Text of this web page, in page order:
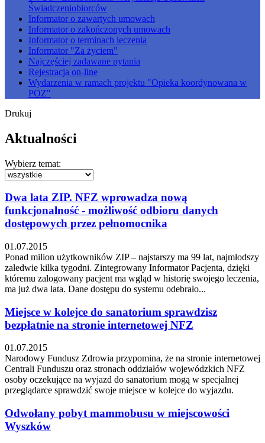
Świadczeniobiorców
Informator o zawartych umowach
Informator o zakończonych umowach
Informator o terminach leczenia
Informator "Za życiem"
Najczęściej zadawane pytania
Rejestracja on-line
Wydarzenia w ramach projektu "Opieka koordynowana w
POZ"
Drukuj
Aktualności
Wybierz temat:
Dwa lata ZIP. NFZ wprowadza nową
funkcjonalność - możliwość odbioru danych
dostępowych przez pełnomocnika
01.07.2015
Ponad milion użytkowników ZIP – najstarszy ma 99 lat, najmłodszy
zaledwie kilka tygodni. Zintegrowany Informator Pacjenta, dzięki
któremu zalogowany pacjent ma wgląd w historię swojego leczenia,
ma już dwa lata. Dane dostępu do systemu odebrało...
Miejsce w kolejce do sanatorium sprawdzisz
bezpłatnie na stronie internetowej NFZ
01.07.2015
Narodowy Fundusz Zdrowia przypomina, że na stronie internetowej
Centrali Funduszu oraz stronach oddziałów wojewódzkich NFZ
osoby oczekujące na wyjazd do sanatorium mogą w specjalnej
przeglądarce sprawdzić swoje miejsce w kolejce do wyjazdu.
Odwołany pobyt mammobusu w miejscowości
Wyszków